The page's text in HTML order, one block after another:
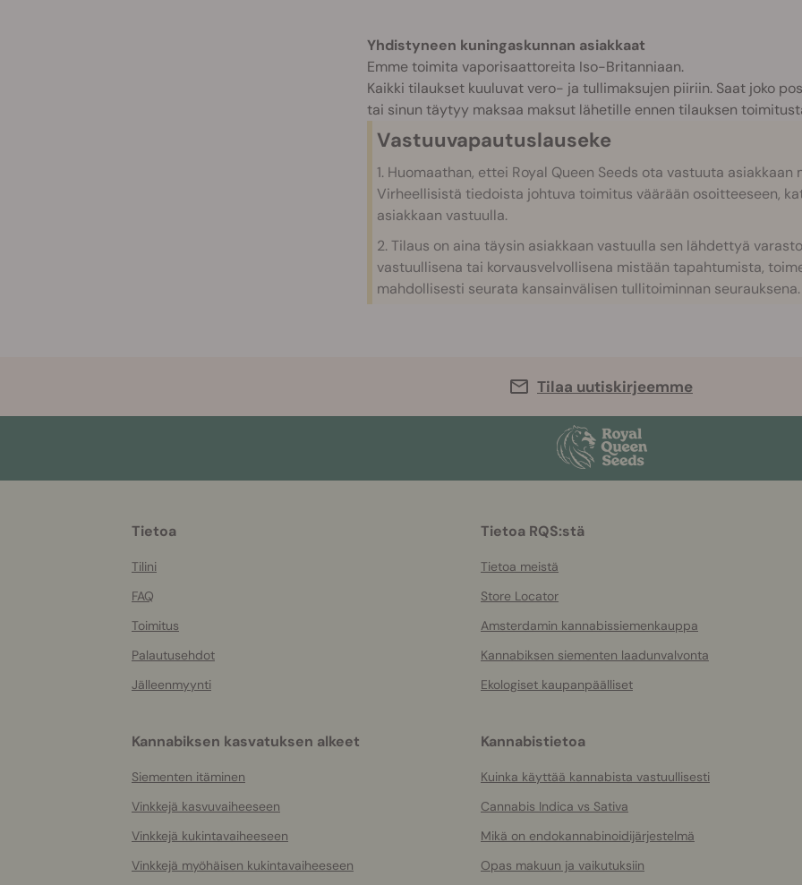
Yhdistyneen kuningaskunnan asiakkaat
Emme toimita vaporisaattoreita Iso-Britanniaan.
Kaikki tilaukset kuuluvat vero- ja tullimaksujen piiriin. Saat joko
tai sinun täytyy maksaa maksut lähetille ennen tilauksen
Vastuuvapautuslauseke
1. Huomaathan, ettei Royal Queen Seeds ota vastuuta
Virheellisistä tiedoista johtuva toimitus väärään osoitteeseen,
asiakkaan vastuulla.
2. Tilaus on aina täysin asiakkaan vastuulla sen lähdettyä
vastuullisena tai korvausvelvollisena mistään tapahtumista,
mahdollisesti seurata kansainvälisen tullitoiminnan seurauksena.
Tilaa uutiskirjeemme
Tietoa
Tilini
FAQ
Toimitus
Palautusehdot
Jälleenmyynti
Tietoa RQS:stä
Tietoa meistä
Store Locator
Amsterdamin kannabissiemenkauppa
Kannabiksen siementen laadunvalvonta
Ekologiset kaupanpäälliset
Kannabiksen kasvatuksen alkeet
Siementen itäminen
Vinkkejä kasvuvaiheeseen
Vinkkejä kukintavaiheeseen
Vinkkejä myöhäisen kukintavaiheeseen
Kannabistietoa
Kuinka käyttää kannabista vastuullisesti
Cannabis Indica vs Sativa
Mikä on endokannabinoidijärjestelmä
Opas makuun ja vaikutuksiin